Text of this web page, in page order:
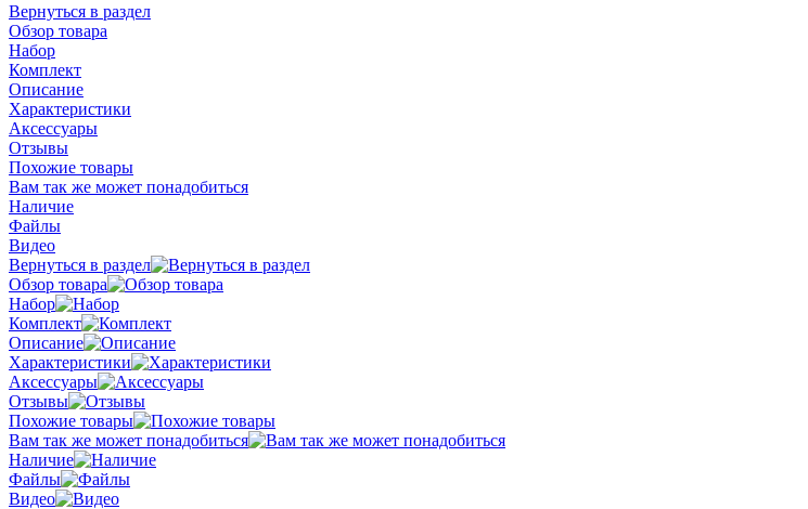
Вернуться в раздел
Обзор товара
Набор
Комплект
Описание
Характеристики
Аксессуары
Отзывы
Похожие товары
Вам так же может понадобиться
Наличие
Файлы
Видео
Вернуться в раздел
Обзор товара
Набор
Комплект
Описание
Характеристики
Аксессуары
Отзывы
Похожие товары
Вам так же может понадобиться
Наличие
Файлы
Видео